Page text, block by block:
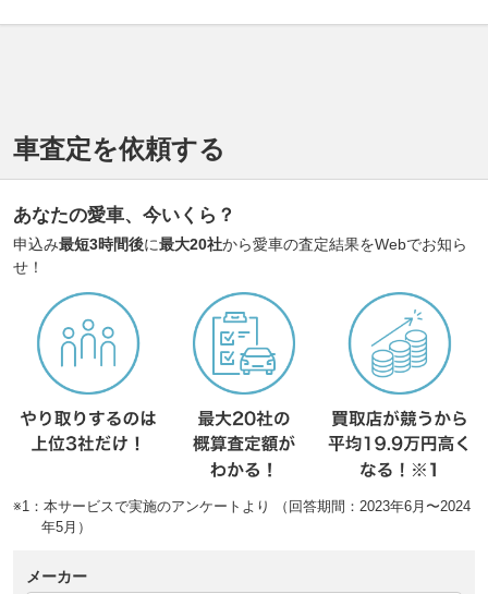
車査定を依頼する
あなたの愛車、今いくら？
申込み最短3時間後に最大20社から愛車の査定結果をWebでお知ら
せ！
※1：本サービスで実施のアンケートより （回答期間：2023年6月〜2024
年5月）
メーカー